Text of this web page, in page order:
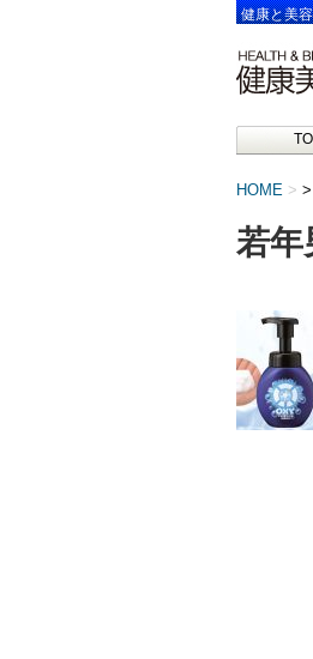
健康と美
HOME >
若年